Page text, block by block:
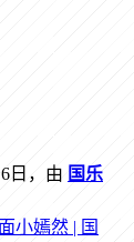
日，由 国乐
小嫣然 | 国